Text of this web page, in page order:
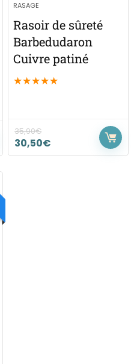
RASAGE
Rasoir de sûreté
Barbedudaron
Cuivre patiné
★★★★★
35,90€
30,50€